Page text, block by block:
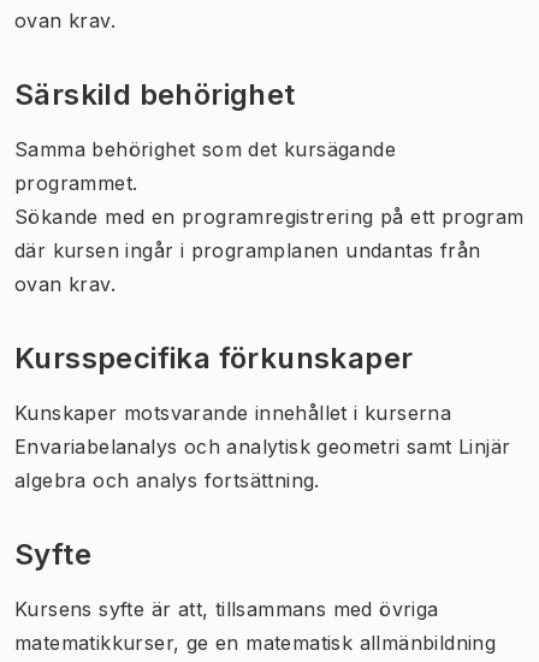
ovan krav.
Särskild behörighet
Samma behörighet som det kursägande
programmet.
Sökande med en programregistrering på ett program
där kursen ingår i programplanen undantas från
ovan krav.
Kursspecifika förkunskaper
Kunskaper motsvarande innehållet i kurserna
Envariabelanalys och analytisk geometri samt Linjär
algebra och analys fortsättning.
Syfte
Kursens syfte är att, tillsammans med övriga
matematikkurser, ge en matematisk allmänbildning